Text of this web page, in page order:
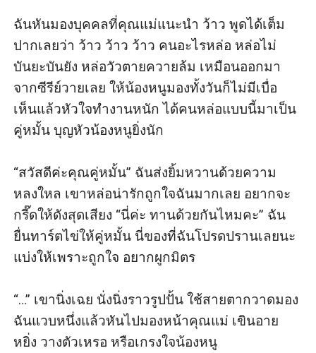
ฉันหันมองบุคคลที่คุณแม่แนะนำ ว้าว พูดได้เต็ม
ปากเลยว่า ว้าว ว้าว ว้าว คนอะไรหล่อ หล่อไม่
บันยะบันยัง หล่อวัวตายควายล้ม เหมือนออกมา
จากซีรีย์วายเลย ให้น้องหนูมองทั้งวันก็ไม่มีเบื่อ
เห็นแล้วหัวใจทำงานหนัก ได้คนหล่อแบบนี้มาเป็น
คู่หมั้น บุญหัวน้องหนูยิ่งนัก
“สวัสดีค่ะคุณคู่หมั้น” ฉันส่งยิ้มหวานด้วยความ
หลงใหล เขาหล่อน่ารักถูกใจฉันมากเลย อยากจะ
กรี๊ดให้ดังสุดเสียง “นี่ค่ะ ทานด้วยกันไหมคะ” ฉัน
ยื่นทาร์ตไข่ให้คู่หมั้น นี่ของที่ฉันโปรดปรานเลยนะ
แบ่งให้เพราะถูกใจ อยากผูกมิตร
“…” เขานิ่งเฉย นั่งนิ่งราวรูปปั้น ใช้สายตากวาดมอง
ฉันแวบหนึ่งแล้วหันไปมองหน้าคุณแม่ เขินอาย
หยิ่ง วางตัวเหรอ หรือเกรงใจน้องหนู